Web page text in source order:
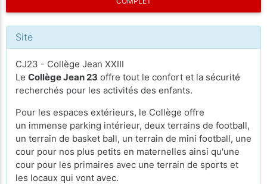
Site
CJ23 - Collège Jean XXIII
Le Collège Jean 23 offre tout le confort et la sécurité
recherchés pour les activités des enfants.
Pour les espaces extérieurs, le Collège offre
un immense parking intérieur, deux terrains de football,
un terrain de basket ball, un terrain de mini football, une
cour pour nos plus petits en maternelles ainsi qu'une
cour pour les primaires avec une terrain de sports et
les locaux qui vont avec.